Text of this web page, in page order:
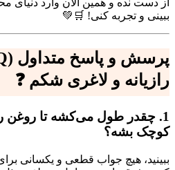
ببینی و تجربه کنی! 🛒💚
رازیانه و لاغری شکم ❓
1. چقدر طول می‌کشه تا روغن
کوچک بشه؟
ببینید، هیچ جواب قطعی و یکسانی